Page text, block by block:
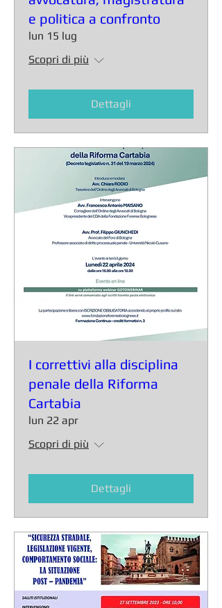
e politica a confronto
lun 15 lug
Scopri di più
Dettagli
I correttivi alla disciplina
penale della Riforma
Cartabia
lun 22 apr
Scopri di più
Dettagli